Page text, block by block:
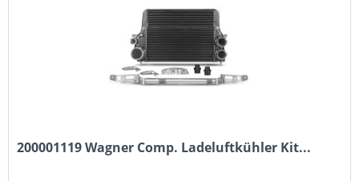
200001119 Wagner Comp. Ladeluftkühler Kit...